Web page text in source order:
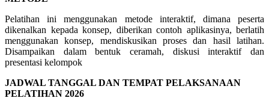
Pelatihan ini menggunakan metode interaktif, dimana peserta
dikenalkan kepada konsep, diberikan contoh aplikasinya, berlatih
menggunakan konsep, mendiskusikan proses dan hasil latihan.
Disampaikan dalam bentuk ceramah, diskusi interaktif dan
presentasi kelompok
JADWAL TANGGAL DAN TEMPAT PELAKSANAAN
PELATIHAN 2026